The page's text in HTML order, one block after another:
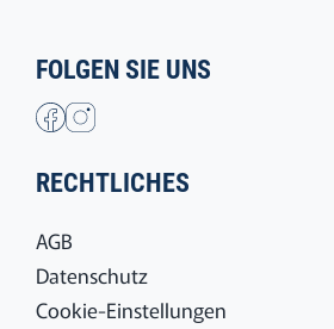
FOLGEN SIE UNS
RECHTLICHES
AGB
Datenschutz
Cookie-Einstellungen